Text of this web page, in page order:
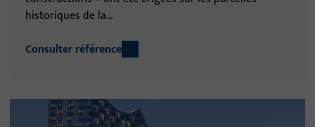
historiques de la...
Consulter référence